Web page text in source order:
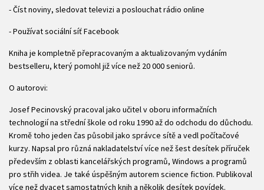
- Číst noviny, sledovat televizi a poslouchat rádio online
- Používat sociální síť Facebook
Kniha je kompletně přepracovaným a aktualizovaným vydáním
bestselleru, který pomohl již více než 20 000 seniorů.
O autorovi:
Josef Pecinovský pracoval jako učitel v oboru informačních
technologií na střední škole od roku 1990 až do odchodu do důchodu.
Kromě toho jeden čas působil jako správce sítě a vedl počítačové
kurzy. Napsal pro různá nakladatelství více než šest desítek příruček
především z oblasti kancelářských programů, Windows a programů
pro střih videa. Je také úspěšným autorem science fiction. Publikoval
více než dvacet samostatných knih a několik desítek povídek.